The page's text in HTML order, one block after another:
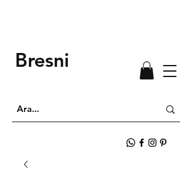
Bresni